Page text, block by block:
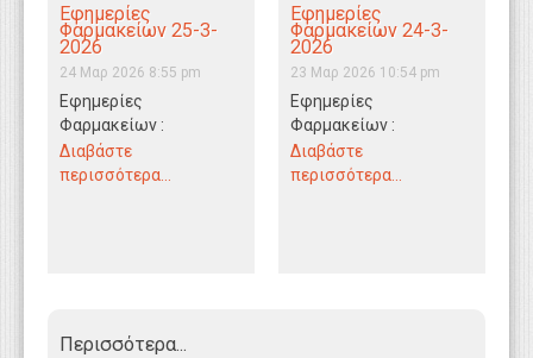
Εφημερίες
Φαρμακείων 25-3-
2026
24 Μαρ 2026 8:55 pm
Εφημερίες
Φαρμακείων :
Αλεξάνδρεια - Βέροια -
Νάουσα 25/3/2026
Διαβάστε
περισσότερα...
Εφημερίες
Φαρμακείων 24-3-
2026
23 Μαρ 2026 10:54 pm
Εφημερίες
Φαρμακείων :
Αλεξάνδρεια - Βέροια -
Νάουσα 24/3/2026
Διαβάστε
περισσότερα...
Περισσότερα...